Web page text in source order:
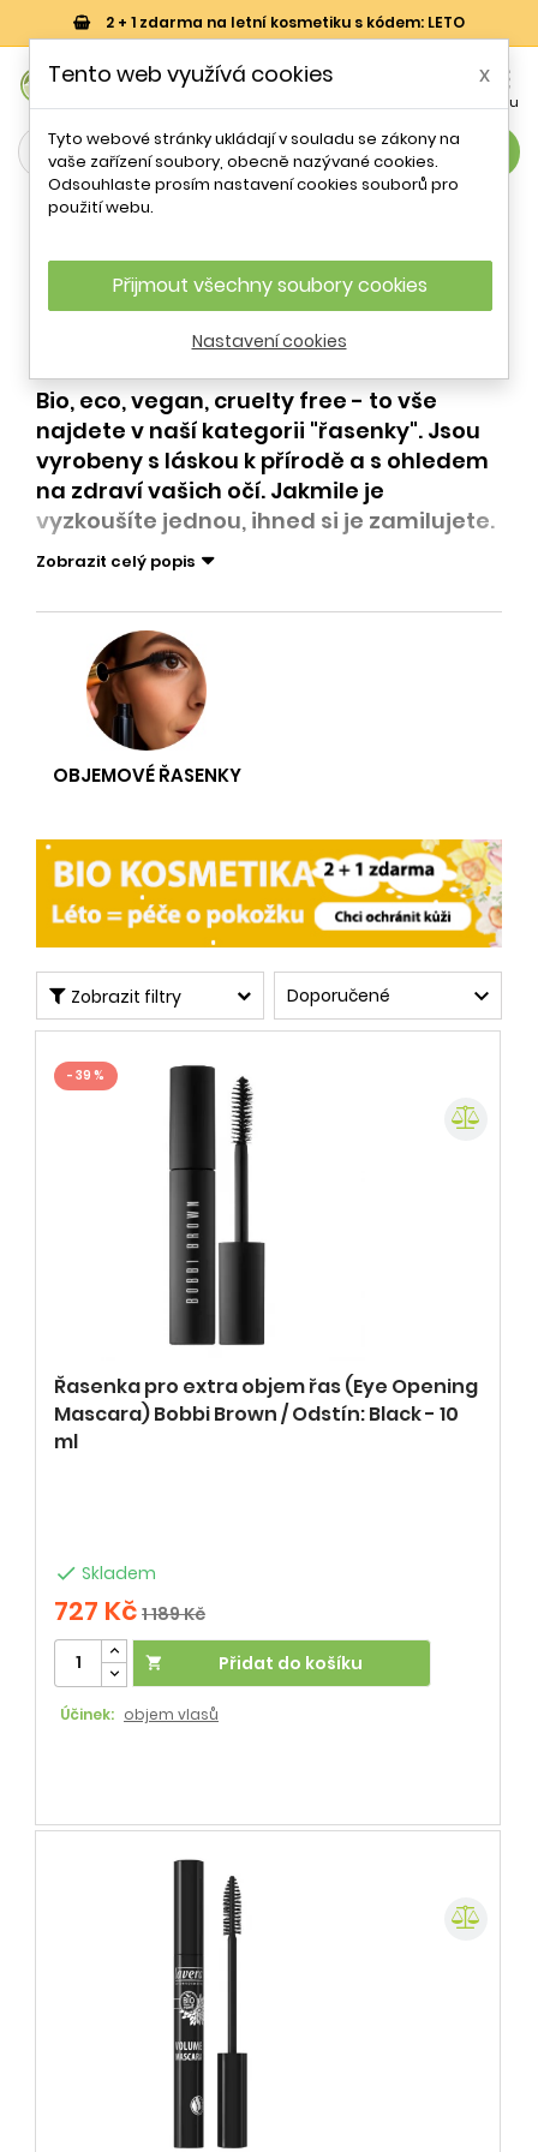
2 + 1 zdarma na letní kosmetiku s kódem: LETO

Menu
search
Líčení očí
Bio, eco, vegan, cruelty free - to vše
najdete v naší kategorii "řasenky". Jsou
vyrobeny s láskou k přírodě a s ohledem
na zdraví vašich očí. Jakmile je
vyzkoušíte jednou, ihned si je zamilujete.
Zobrazit celý popis
OBJEMOVÉ ŘASENKY
Zobrazit filtry Doporučené 
- 39 %
Řasenka pro extra objem řas (Eye Opening
Mascara) Bobbi Brown / Odstín: Black - 10
ml
 Skladem
727 Kč 1 189 Kč
 Přidat do košíku
Účinek: objem vlasů
Tento web využívá cookies x
Tyto webové stránky ukládají v souladu se zákony na
vaše zařízení soubory, obecně nazývané cookies.
Odsouhlaste prosím nastavení cookies souborů pro
použití webu.
Přijmout všechny soubory cookies
Nastavení cookies